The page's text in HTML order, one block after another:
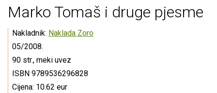
Marko Tomaš i druge pjesme
Nakladnik: Naklada Zoro
05/2008.
90 str., meki uvez
ISBN 9789536296828
Cijena: 10.62 eur